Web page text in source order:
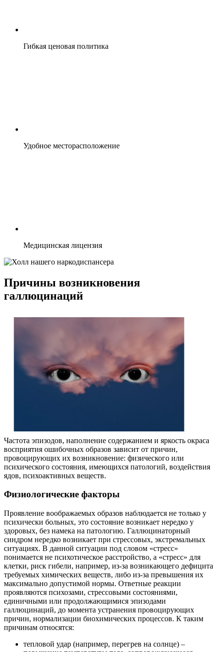
Гибкая ценовая политика
Удобное месторасположение
Медицинская лицензия
Причины возникновения
галлюцинаций
Частота эпизодов, наполнение содержанием и яркость окраса
восприятия ошибочных образов зависит от причин,
провоцирующих их возникновение: физического или
психического состояния, имеющихся патологий, воздействия
ядов, психоактивных веществ.
Физиологические факторы
Проявление воображаемых образов наблюдается не только у
психически больных, это состояние возникает нередко у
здоровых, без намека на патологию. Галлюцинаторный
синдром нередко возникает при стрессовых, экстремальных
ситуациях. В данной ситуации под словом «стресс»
понимается не психотическое расстройство, а «стресс» для
клетки, риск гибели, например, из-за возникающего дефицита
требуемых химических веществ, либо из-за превышения их
максимально допустимой нормы. Ответные реакции
проявляются психозами, стрессовыми состояниями,
единичными или продолжающимися эпизодами
галлюцинаций, до момента устранения провоцирующих
причин, нормализации биохимических процессов. К таким
причинам относятся:
тепловой удар (например, перегрев на солнце) –